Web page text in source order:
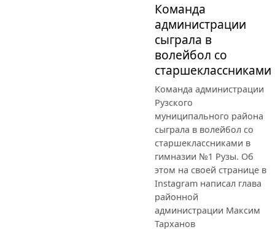
Команда
администрации
сыграла в
волейбол со
старшеклассниками
Команда администрации
Рузского
муниципального района
сыграла в волейбол со
старшеклассниками в
гимназии №1 Рузы. Об
этом на своей странице в
Instagram написал глава
районной
администрации Максим
Тарханов